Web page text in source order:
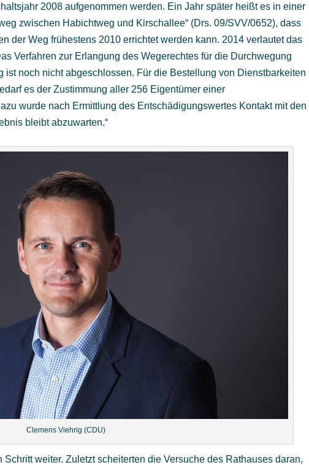
2008 aufgenommen werden. Ein Jahr später heißt es in einer
zwischen Habichtweg und Kirschallee“ (Drs. 09/SVV/0652), dass
der Weg frühestens 2010 errichtet werden kann. 2014 verlautet das
Verfahren zur Erlangung des Wegerechtes für die Durchwegung
noch nicht abgeschlossen. Für die Bestellung von Dienstbarkeiten
es der Zustimmung aller 256 Eigentümer einer
wurde nach Ermittlung des Entschädigungswertes Kontakt mit den
bleibt abzuwarten.“
Clemens Viehrig (CDU)
weiter. Zuletzt scheiterten die Versuche des Rathauses daran,